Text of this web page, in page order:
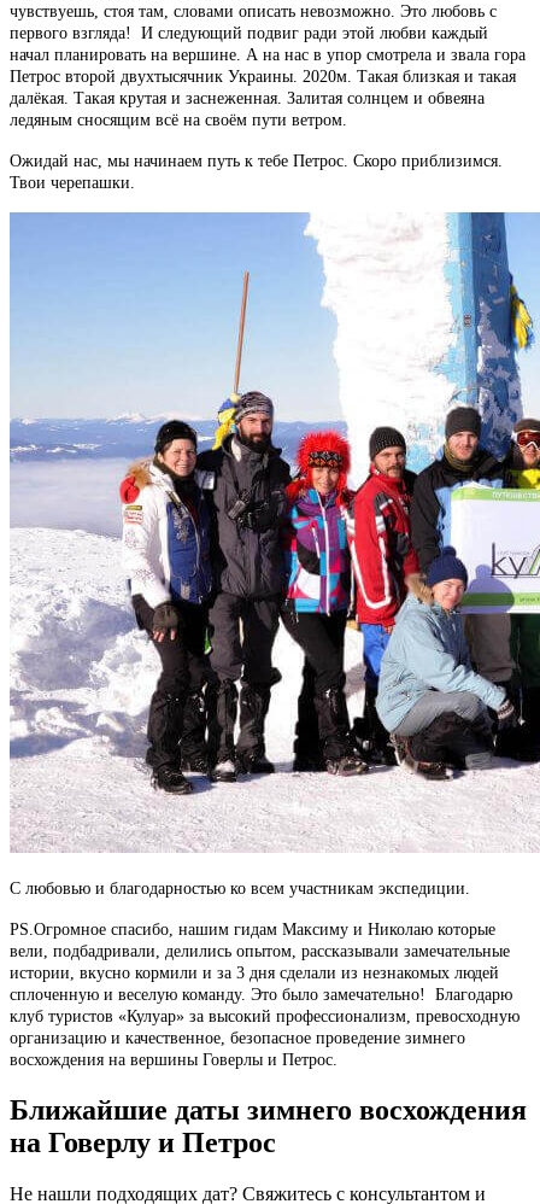
чувствуешь, стоя там, словами описать невозможно. Это любовь с
первого взгляда! И следующий подвиг ради этой любви каждый
начал планировать на вершине. А на нас в упор смотрела и звала гора
Петрос второй двухтысячник Украины. 2020м. Такая близкая и такая
далёкая. Такая крутая и заснеженная. Залитая солнцем и обвеяна
ледяным сносящим всё на своём пути ветром.
Ожидай нас, мы начинаем путь к тебе Петрос. Скоро приблизимся.
Твои черепашки.
С любовью и благодарностью ко всем участникам экспедиции.
PS.Огромное спасибо, нашим гидам Максиму и Николаю которые
вели, подбадривали, делились опытом, рассказывали замечательные
истории, вкусно кормили и за 3 дня сделали из незнакомых людей
сплоченную и веселую команду. Это было замечательно! Благодарю
клуб туристов «Кулуар» за высокий профессионализм, превосходную
организацию и качественное, безопасное проведение зимнего
восхождения на вершины Говерлы и Петрос.
Ближайшие даты зимнего восхождения
на Говерлу и Петрос
Не нашли подходящих дат? Свяжитесь с консультантом и